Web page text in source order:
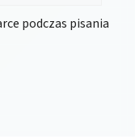
podczas pisania